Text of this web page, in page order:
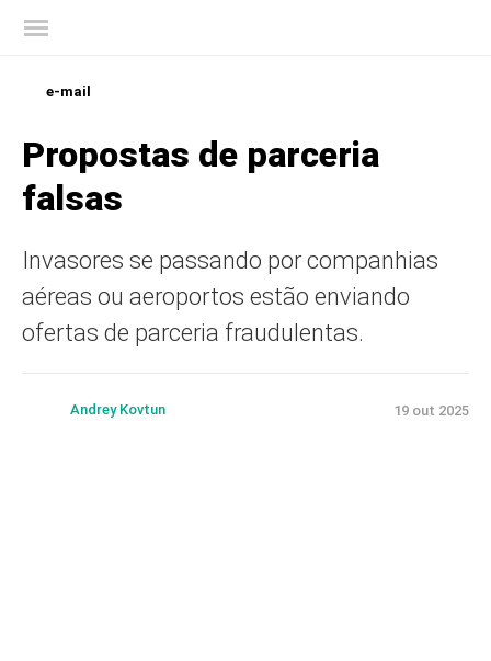
e-mail
Propostas de parceria
falsas
Invasores se passando por companhias
aéreas ou aeroportos estão enviando
ofertas de parceria fraudulentas.
Andrey Kovtun 19 out 2025